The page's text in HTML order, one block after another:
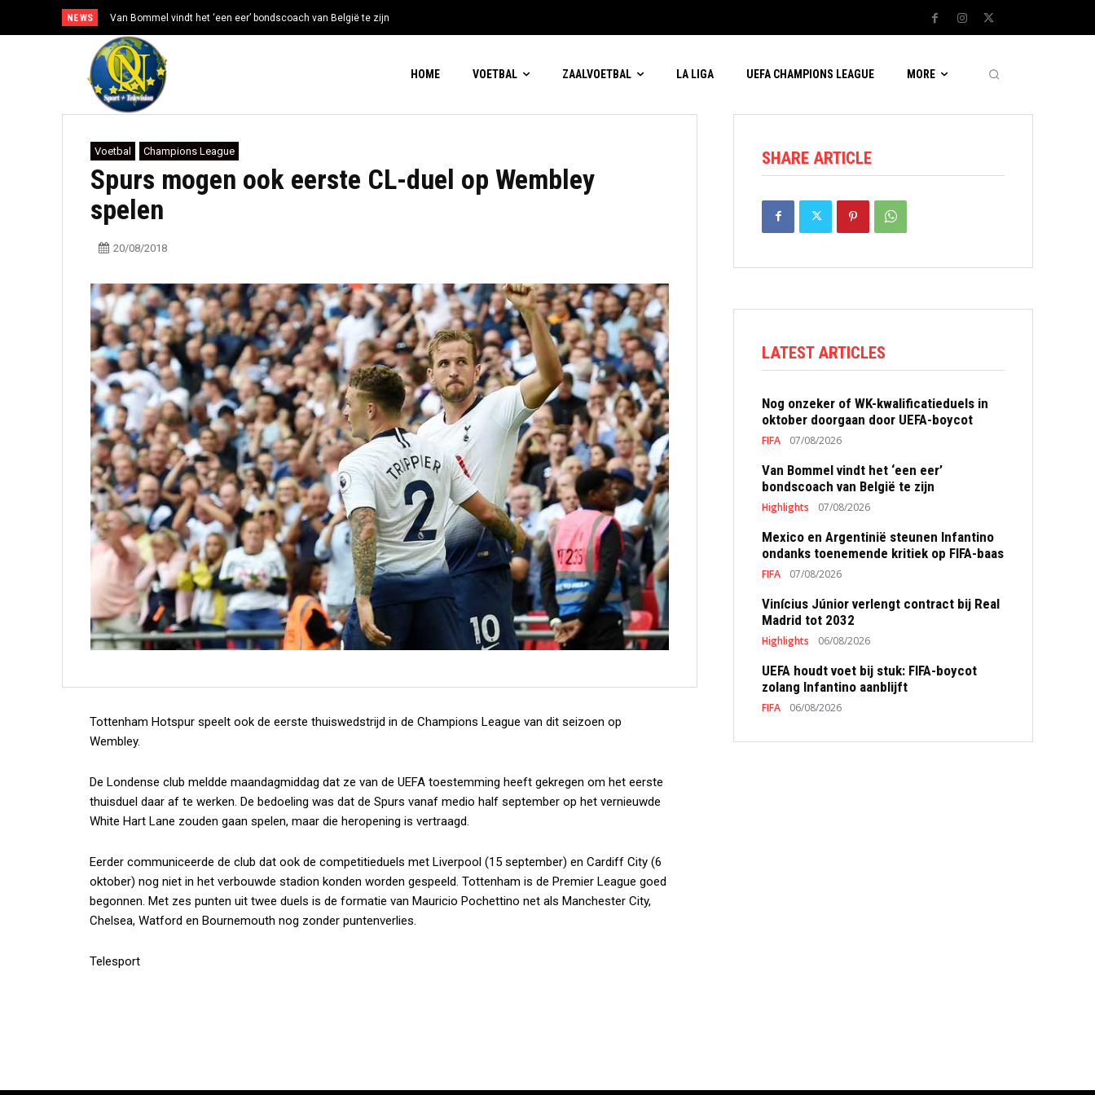
NEWS Van Bommel vindt het ‘een eer’ bondscoach van België te zijn
HOME VOETBAL ZAALVOETBAL LA LIGA UEFA CHAMPIONS LEAGUE MORE
Voetbal Champions League
Spurs mogen ook eerste CL-duel op Wembley
spelen
20/08/2018
Tottenham Hotspur speelt ook de eerste thuiswedstrijd in de Champions League van dit seizoen op
Wembley.
De Londense club meldde maandagmiddag dat ze van de UEFA toestemming heeft gekregen om het eerste
thuisduel daar af te werken. De bedoeling was dat de Spurs vanaf medio half september op het vernieuwde
White Hart Lane zouden gaan spelen, maar die heropening is vertraagd.
Eerder communiceerde de club dat ook de competitieduels met Liverpool (15 september) en Cardiff City (6
oktober) nog niet in het verbouwde stadion konden worden gespeeld. Tottenham is de Premier League goed
begonnen. Met zes punten uit twee duels is de formatie van Mauricio Pochettino net als Manchester City,
Chelsea, Watford en Bournemouth nog zonder puntenverlies.
Telesport
SHARE ARTICLE
LATEST ARTICLES
Nog onzeker of WK-kwalificatieduels in
oktober doorgaan door UEFA-boycot
FIFA 07/08/2026
Van Bommel vindt het ‘een eer’
bondscoach van België te zijn
Highlights 07/08/2026
Mexico en Argentinië steunen Infantino
ondanks toenemende kritiek op FIFA-baas
FIFA 07/08/2026
Vinícius Júnior verlengt contract bij Real
Madrid tot 2032
Highlights 06/08/2026
UEFA houdt voet bij stuk: FIFA-boycot
zolang Infantino aanblijft
FIFA 06/08/2026